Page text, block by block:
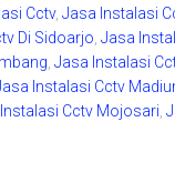
Cctv, Jasa Instalasi
Di Sidoarjo Jasa
Jasa Instalasi
Instalasi Cctv
Cctv Mojosari